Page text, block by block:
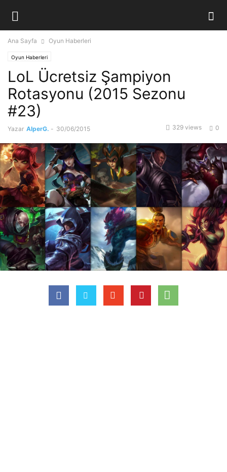
Ana Sayfa Oyun Haberleri
Oyun Haberleri
LoL Ücretsiz Şampiyon
Rotasyonu (2015 Sezonu
#23)
Yazar AlperG. - 30/06/2015 0
329 views